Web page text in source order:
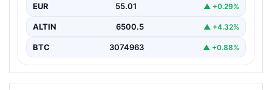
EUR 55.01 ▲ +0.29%
ALTIN 6500.5 ▲ +4.32%
BTC 3074963 ▲ +0.88%